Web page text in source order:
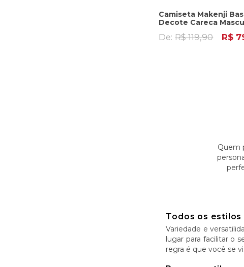
Camiseta Makenji
Decote Careca
De: R$ 119,90 R$
Quem
Todos os estilos
Variedade e
lugar para facilitar o
regra é que você se